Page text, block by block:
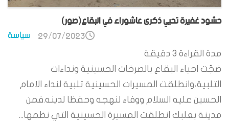
حشود غفيرة تحيي ذكرى عاشوراء في البقاع(صور)
سياسة 29/07/2023
مدة القراءة 3 دقيقة
ضجّت احياء البقاع بالصرخات الحسينية ونداءات
التلبية،وانطلقت المسيرات الحسينية تلبية لنداء الامام
الحسين عليه السلام ووفاء لنهجه وحفظا لدينه.فمن
مدينة بعلبك انطلقت المسيرة الحسينية التي نظمها...